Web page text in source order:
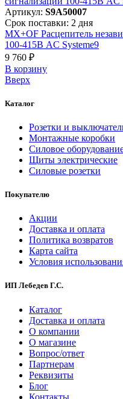
Артикул: S9A50007
Срок поставки: 2 дня
MX+OF Расцепитель
100-415В AC Systeme9
9 760 ₽
В корзинy
Вверх
Каталог
Розетки и
Монтажные коробки
Силовое
Щиты электрические
Силовые розетки
Покупателю
Акции
Доставка и оплата
Политика возвратов
Карта сайта
Условия
ИП Лебедев Г.С.
Каталог
Доставка и оплата
О компании
О магазине
Вопрос/ответ
Партнерам
Реквизиты
Блог
Контакты